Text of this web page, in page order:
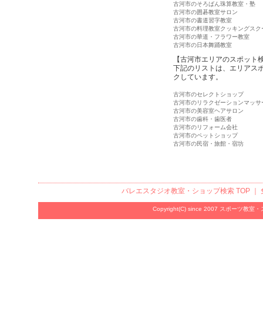
古河市のそろばん珠算教室・塾
古河市の囲碁教室サロン
古河市の書道習字教室
古河市の料理教室クッキングスク
古河市の華道・フラワー教室
古河市の日本舞踊教室
【古河市エリアのスポット
下記のリストは、エリアス
クしています。
古河市のセレクトショップ
古河市のリラクゼーションマッサ
古河市の美容室ヘアサロン
古河市の歯科・歯医者
古河市のリフォーム会社
古河市のペットショップ
古河市の民宿・旅館・宿坊
バレエスタジオ教室・ショップ検索TOP ｜
Copyright(C) since 2007 スポーツ教室・